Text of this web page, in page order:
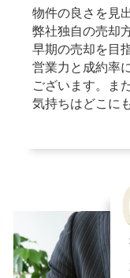
物件の良さを見
弊社独自の売却
早期の売却を目
営業力と成約率
ございます。ま
気持ちはどこに